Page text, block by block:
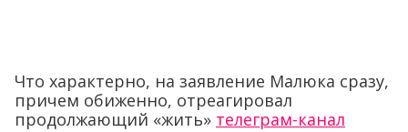
Что характерно, на заявление Малюка сразу,
причем обиженно, отреагировал
продолжающий «жить» телеграм-канал